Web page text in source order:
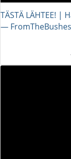
TÄSTÄ LÄHTEE! |
― FromTheBushes